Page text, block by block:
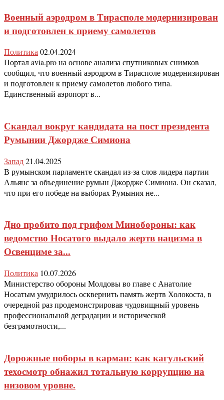
Военный аэродром в Тирасполе модернизирован
и подготовлен к приему самолетов
Политика02.04.2024
Портал avia.pro на основе анализа спутниковых снимков
сообщил, что военный аэродром в Тирасполе модернизирован
и подготовлен к приему самолетов любого типа.
Единственный аэропорт в...
Скандал вокруг кандидата на пост президента
Румынии Джордже Симиона
Запад21.04.2025
В румынском парламенте скандал из-за слов лидера партии
Альянс за объединение румын Джордже Симиона. Он сказал,
что при его победе на выборах Румыния не...
Дно пробито под грифом Минобороны: как
ведомство Носатого выдало жертв нацизма в
Освенциме за...
Политика 10.07.2026
Министерство обороны Молдовы во главе с Анатолие
Носатым умудрилось осквернить память жертв Холокоста, в
очередной раз продемонстрировав чудовищный уровень
профессиональной деградации и исторической
безграмотности,...
Дорожные поборы в карман: как кагульский
техосмотр обнажил тотальную коррупцию на
низовом уровне.